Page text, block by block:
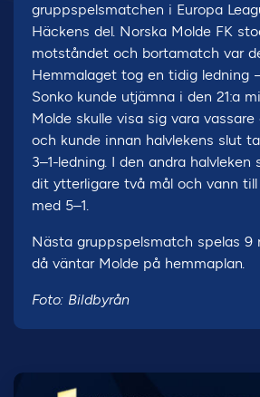
gruppspelsmatchen i Europa
Häckens del. Norska Molde FK
motståndet och bortamatch var
Hemmalaget tog en tidig ledning
Sonko kunde utjämna i den 21:a
Molde skulle visa sig vara vassare
och kunde innan halvlekens slut
3–1-ledning. I den andra
dit ytterligare två mål och vann
med 5–1.
Nästa gruppspelsmatch spelas 9
då väntar Molde på hemmaplan.
Foto: Bildbyrån